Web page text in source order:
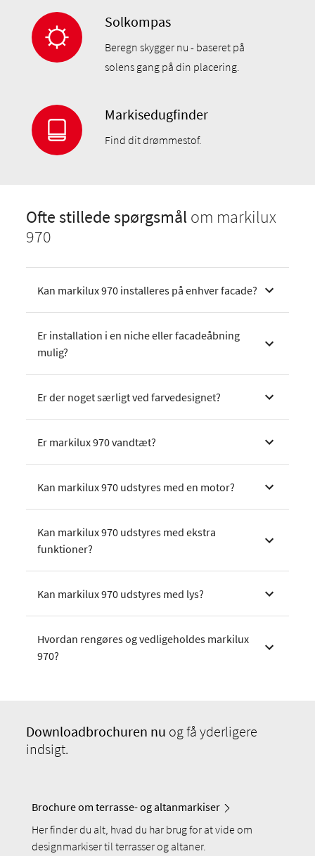
Solkompas
Beregn skygger nu - baseret på
solens gang på din placering.
Markisedugfinder
Find dit drømmestof.
Ofte stillede spørgsmålom markilux
970
Kan markilux 970 installeres på enhver facade?
Er installation i en niche eller facadeåbning
mulig?
Er der noget særligt ved farvedesignet?
Er markilux 970 vandtæt?
Kan markilux 970 udstyres med en motor?
Kan markilux 970 udstyres med ekstra
funktioner?
Kan markilux 970 udstyres med lys?
Hvordan rengøres og vedligeholdes markilux
970?
Downloadbrochuren nu og få yderligere
indsigt.
Brochure om terrasse- og altanmarkiser
Her finder du alt, hvad du har brug for at vide om
designmarkiser til terrasser og altaner.